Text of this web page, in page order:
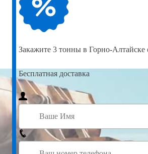
Закажите 3 тонны в Горно-Алтайске
Бесплатная доставка